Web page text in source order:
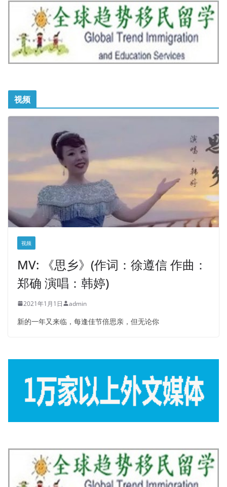
视频
视频
MV: 《思乡》(作词：徐遵信 作曲：
郑确 演唱：韩婷)
2021年1月1日 admin
新的一年又来临，每逢佳节倍思亲，但无论你